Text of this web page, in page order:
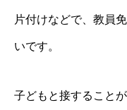
片付けなどで、教員
いです。
子どもと接すること